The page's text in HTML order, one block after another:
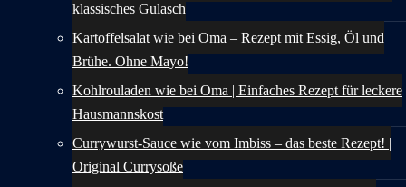
klassisches Gulasch
Kartoffelsalat wie bei Oma – Rezept mit Essig, Öl und
Brühe. Ohne Mayo!
Kohlrouladen wie bei Oma | Einfaches Rezept für leckere
Hausmannskost
Currywurst-Sauce wie vom Imbiss – das beste Rezept! |
Original Currysoße